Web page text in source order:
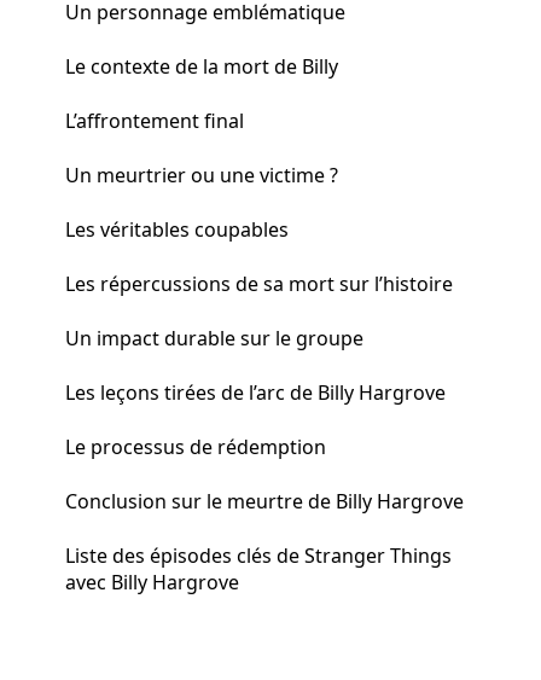
Un personnage emblématique
Le contexte de la mort de Billy
L’affrontement final
Un meurtrier ou une victime ?
Les véritables coupables
Les répercussions de sa mort sur l’histoire
Un impact durable sur le groupe
Les leçons tirées de l’arc de Billy Hargrove
Le processus de rédemption
Conclusion sur le meurtre de Billy Hargrove
Liste des épisodes clés de Stranger Things
avec Billy Hargrove